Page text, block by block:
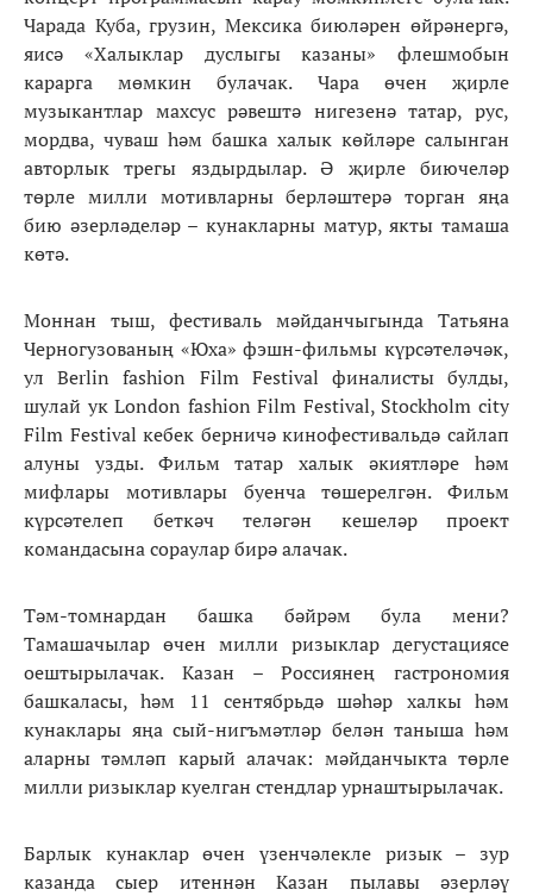
Чарада Куба, грузин, Мексика биюләрен өйрәнергә,
яисә «Халыклар дуслыгы казаны» флешмобын
карарга мөмкин булачак. Чара өчен җирле
музыкантлар махсус рәвештә нигезенә татар, рус,
мордва, чуваш һәм башка халык көйләре салынган
авторлык трегы яздырдылар. Ә җирле биючеләр
төрле милли мотивларны берләштерә торган яңа
бию әзерләделәр – кунакларны матур, якты тамаша
көтә.
Моннан тыш, фестиваль мәйданчыгында Татьяна
Черногузованың «Юха» фэшн-фильмы күрсәтеләчәк,
ул Berlin fashion Film Festival финалисты булды,
шулай ук London fashion Film Festival, Stockholm city
Film Festival кебек берничә кинофестивальдә сайлап
алуны узды. Фильм татар халык әкиятләре һәм
мифлары мотивлары буенча төшерелгән. Фильм
күрсәтелеп беткәч теләгән кешеләр проект
командасына сораулар бирә алачак.
Тәм-томнардан башка бәйрәм була мени?
Тамашачылар өчен милли ризыклар дегустациясе
оештырылачак. Казан – Россиянең гастрономия
башкаласы, һәм 11 сентябрьдә шәһәр халкы һәм
кунаклары яңа сый-нигъмәтләр белән таныша һәм
аларны тәмләп карый алачак: мәйданчыкта төрле
милли ризыклар куелган стендлар урнаштырылачак.
Барлык кунаклар өчен үзенчәлекле ризык – зур
казанда сыер итеннән Казан пылавы әзерләү